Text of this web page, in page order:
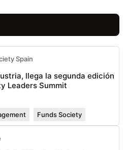
Spain
llega la segunda edición
Leaders Summit
Funds Society